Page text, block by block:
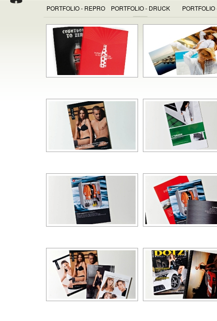
PORTFOLIO - REPRO PORTFOLIO - DRUCK PORTFOLIO